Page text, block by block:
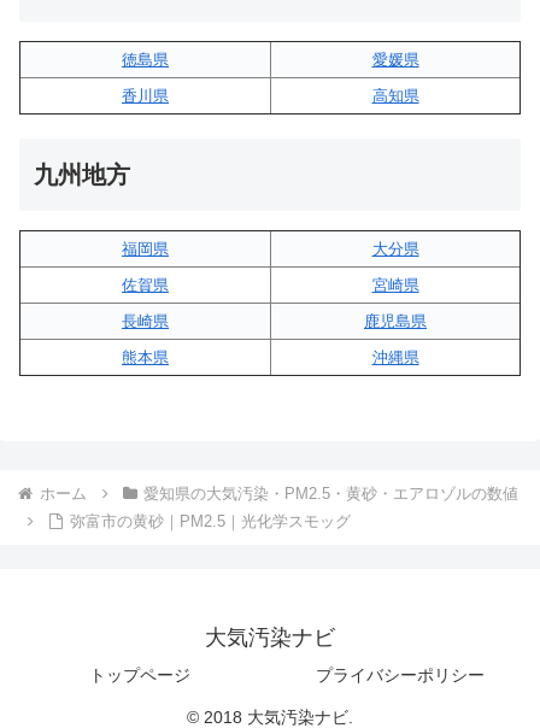
徳島県
愛媛県
香川県
高知県
九州地方
福岡県
大分県
佐賀県
宮崎県
長崎県
鹿児島県
熊本県
沖縄県
ホーム
愛知県の大気汚染・PM2.5・黄砂・エアロゾルの数値
弥富市の黄砂｜PM2.5｜光化学スモッグ
大気汚染ナビ
トップページ プライバシーポリシー
© 2018 大気汚染ナビ.